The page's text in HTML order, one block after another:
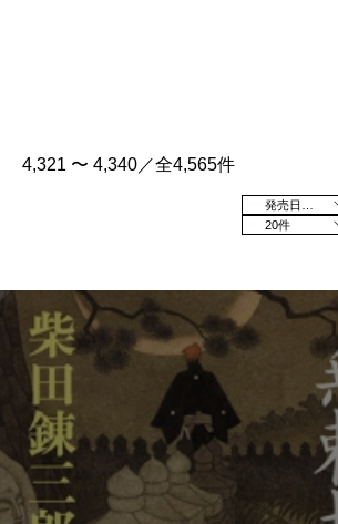
4,321 〜 4,340／全4,565件
20件